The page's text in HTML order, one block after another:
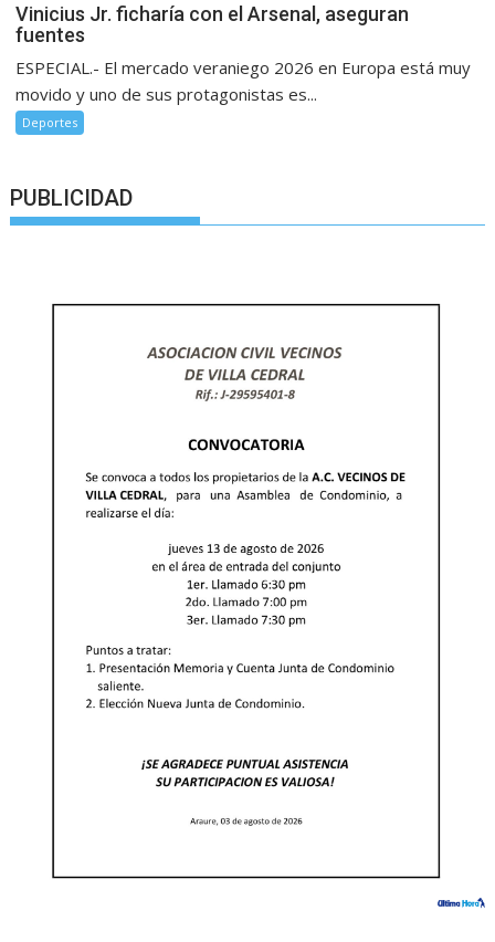
Vinicius Jr. ficharía con el Arsenal, aseguran
fuentes
ESPECIAL.- El mercado veraniego 2026 en Europa está muy
movido y uno de sus protagonistas es...
Deportes
PUBLICIDAD